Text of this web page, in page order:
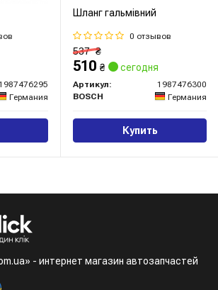
Германия
Шланг гальмівний
0 отзывов
537₴
510 ₴ сегодня
Артикул:
1987476300
BOSCH
Германия
Купить
- интернет магазин автозапчастей